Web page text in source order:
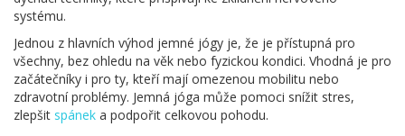
systému.
Jednou z hlavních výhod jemné jógy je, že je přístupná pro
všechny, bez ohledu na věk nebo fyzickou kondici. Vhodná je pro
začátečníky i pro ty, kteří mají omezenou mobilitu nebo
zdravotní problémy. Jemná jóga může pomoci snížit stres,
zlepšit spánek a podpořit celkovou pohodu.